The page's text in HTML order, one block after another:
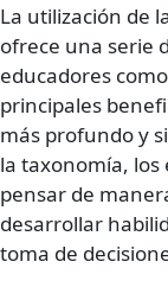
La utilización de
ofrece una serie
educadores
principales
más profundo y
la taxonomía, los
pensar de
desarrollar
toma de